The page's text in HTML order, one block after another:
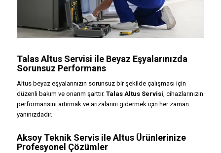
Talas Altus Servisi ile Beyaz Eşyalarınızda
Sorunsuz Performans
Altus beyaz eşyalarınızın sorunsuz bir şekilde çalışması için
düzenli bakım ve onarım şarttır. Talas Altus Servisi, cihazlarınızın
performansını artırmak ve arızalarını gidermek için her zaman
yanınızdadır.
Aksoy Teknik Servis ile Altus Ürünlerinize
Profesyonel Çözümler